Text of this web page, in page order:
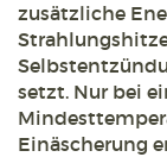
zusätzliche
setzt. Nur bei
Einäscherung